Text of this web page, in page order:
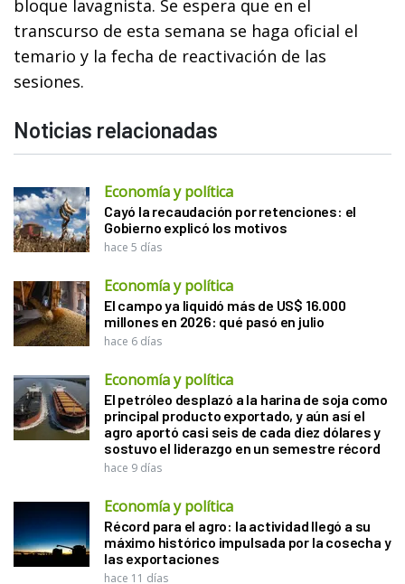
bloque lavagnista. Se espera que en el
transcurso de esta semana se haga oficial el
temario y la fecha de reactivación de las
sesiones.
Noticias relacionadas
Economía y política
Cayó la recaudación por retenciones: el
Gobierno explicó los motivos
hace 5 días
Economía y política
El campo ya liquidó más de US$ 16.000
millones en 2026: qué pasó en julio
hace 6 días
Economía y política
El petróleo desplazó a la harina de soja como
principal producto exportado, y aún así el
agro aportó casi seis de cada diez dólares y
sostuvo el liderazgo en un semestre récord
hace 9 días
Economía y política
Récord para el agro: la actividad llegó a su
máximo histórico impulsada por la cosecha y
las exportaciones
hace 11 días